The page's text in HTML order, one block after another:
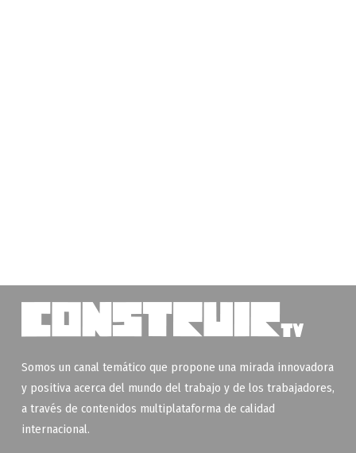
Somos un canal temático que propone una mirada innovadora
y positiva acerca del mundo del trabajo y de los trabajadores,
a través de contenidos multiplataforma de calidad
internacional.